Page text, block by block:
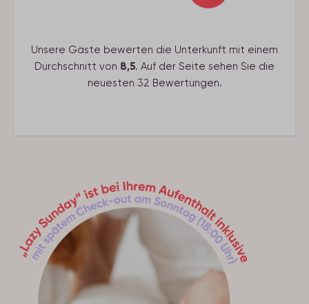
Unsere Gäste bewerten die Unterkunft mit einem
Durchschnitt von 8,5. Auf der Seite sehen Sie die
neuesten 32 Bewertungen.